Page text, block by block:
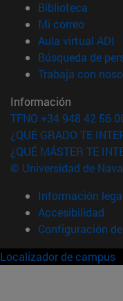
Biblioteca
Mi correo(abre
Aula virtual ADI
Búsqueda de
Trabaja con
Información
TFNO +34 948 42 56
¿QUÉ GRADO TE
¿QUÉ MÁSTER TE
© Universidad de
Información
Accesibilidad
Configuración
Localizador de campus